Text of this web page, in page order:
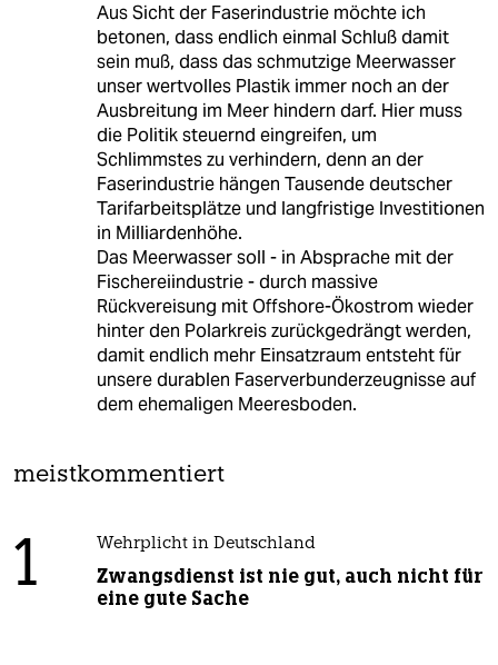
Aus Sicht der Faserindustrie möchte ich
betonen, dass endlich einmal Schluß damit
sein muß, dass das schmutzige Meerwasser
unser wertvolles Plastik immer noch an der
Ausbreitung im Meer hindern darf. Hier muss
die Politik steuernd eingreifen, um
Schlimmstes zu verhindern, denn an der
Faserindustrie hängen Tausende deutscher
Tarifarbeitsplätze und langfristige Investitionen
in Milliardenhöhe.
Das Meerwasser soll - in Absprache mit der
Fischereiindustrie - durch massive
Rückvereisung mit Offshore-Ökostrom wieder
hinter den Polarkreis zurückgedrängt werden,
damit endlich mehr Einsatzraum entsteht für
unsere durablen Faserverbunderzeugnisse auf
dem ehemaligen Meeresboden.
meistkommentiert
1 Wehrplicht in Deutschland
Zwangsdienst ist nie gut, auch nicht für
eine gute Sache